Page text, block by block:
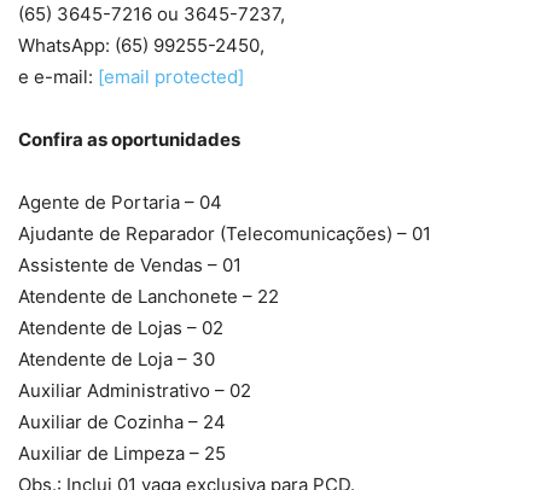
(65) 3645-7216 ou 3645-7237,
WhatsApp: (65) 99255-2450,
e e-mail: [email protected]
Confira as oportunidades
Agente de Portaria – 04
Ajudante de Reparador (Telecomunicações) – 01
Assistente de Vendas – 01
Atendente de Lanchonete – 22
Atendente de Lojas – 02
Atendente de Loja – 30
Auxiliar Administrativo – 02
Auxiliar de Cozinha – 24
Auxiliar de Limpeza – 25
Obs.: Inclui 01 vaga exclusiva para PCD.